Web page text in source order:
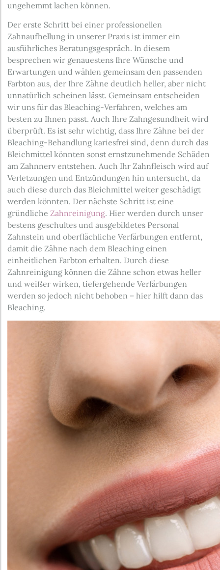
ungehemmt lachen können.
Der erste Schritt bei einer professionellen
Zahnaufhellung in unserer Praxis ist immer ein
ausführliches Beratungsgespräch. In diesem
besprechen wir genauestens Ihre Wünsche und
Erwartungen und wählen gemeinsam den passenden
Farbton aus, der Ihre Zähne deutlich heller, aber nicht
unnatürlich scheinen lässt. Gemeinsam entscheiden
wir uns für das Bleaching-Verfahren, welches am
besten zu Ihnen passt. Auch Ihre Zahngesundheit wird
überprüft. Es ist sehr wichtig, dass Ihre Zähne bei der
Bleaching-Behandlung kariesfrei sind, denn durch das
Bleichmittel könnten sonst ernstzunehmende Schäden
am Zahnnerv entstehen. Auch Ihr Zahnfleisch wird auf
Verletzungen und Entzündungen hin untersucht, da
auch diese durch das Bleichmittel weiter geschädigt
werden könnten. Der nächste Schritt ist eine
gründliche Zahnreinigung. Hier werden durch unser
bestens geschultes und ausgebildetes Personal
Zahnstein und oberflächliche Verfärbungen entfernt,
damit die Zähne nach dem Bleaching einen
einheitlichen Farbton erhalten. Durch diese
Zahnreinigung können die Zähne schon etwas heller
und weißer wirken, tiefergehende Verfärbungen
werden so jedoch nicht behoben – hier hilft dann das
Bleaching.